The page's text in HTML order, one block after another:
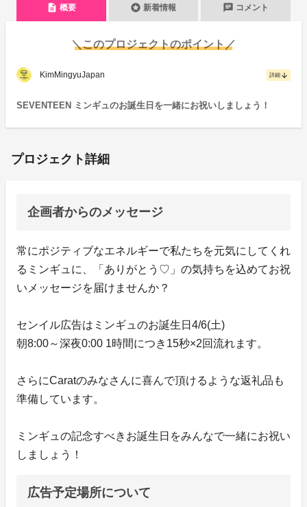
description 概要 stars 新着情報 chat コメント
＼このプロジェクトのポイント／
KimMingyuJapan 詳細 arrow_downward
SEVENTEEN ミンギュのお誕生日を一緒にお祝いしましょう！
プロジェクト詳細
企画者からのメッセージ
常にポジティブなエネルギーで私たちを元気にしてくれ
るミンギュに、「ありがとう♡」の気持ちを込めてお祝
いメッセージを届けませんか？
センイル広告はミンギュのお誕生日4/6(土)
朝8:00～深夜0:00 1時間につき15秒×2回流れます。
さらにCaratのみなさんに喜んで頂けるような返礼品も
準備しています。
ミンギュの記念すべきお誕生日をみんなで一緒にお祝い
しましょう！
広告予定場所について